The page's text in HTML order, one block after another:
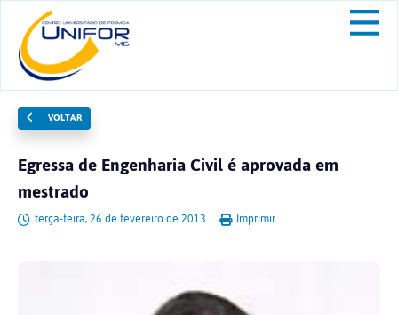
VOLTAR
Egressa de Engenharia Civil é aprovada em
mestrado
terça-feira, 26 de fevereiro de 2013. Imprimir